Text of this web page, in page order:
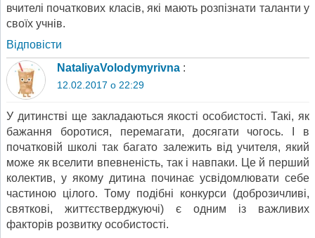
вчителі початкових класів, які мають розпізнати таланти у
своїх учнів.
Відповіcти
NataliyaVolodymyrivna :
12.02.2017 о 22:29
У дитинстві ще закладаються якості особистості. Такі, як
бажання боротися, перемагати, досягати чогось. І в
початковій школі так багато залежить від учителя, який
може як вселити впевненість, так і навпаки. Це й перший
колектив, у якому дитина починає усвідомлювати себе
частиною цілого. Тому подібні конкурси (доброзичливі,
святкові, життєстверджуючі) є одним із важливих
факторів розвитку особистості.